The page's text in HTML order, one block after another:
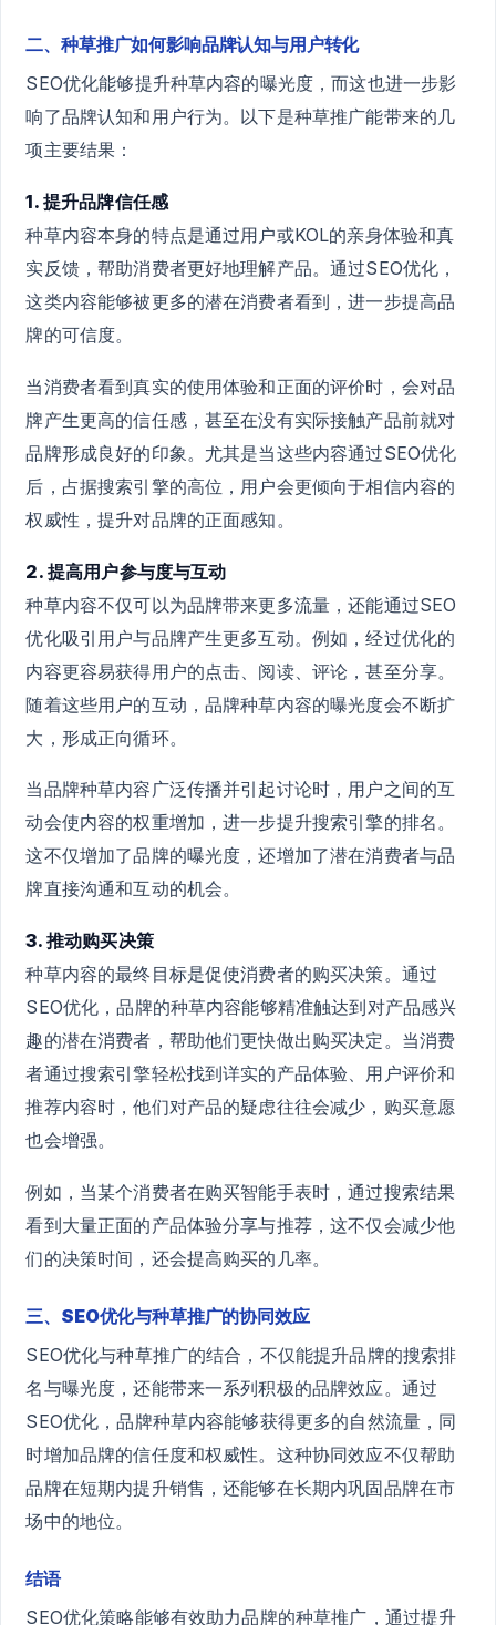
二、种草推广如何影响品牌认知与用户转化
SEO优化能够提升种草内容的曝光度，而这也进一步影
响了品牌认知和用户行为。以下是种草推广能带来的几
项主要结果：
1. 提升品牌信任感
种草内容本身的特点是通过用户或KOL的亲身体验和真
实反馈，帮助消费者更好地理解产品。通过SEO优化，
这类内容能够被更多的潜在消费者看到，进一步提高品
牌的可信度。
当消费者看到真实的使用体验和正面的评价时，会对品
牌产生更高的信任感，甚至在没有实际接触产品前就对
品牌形成良好的印象。尤其是当这些内容通过SEO优化
后，占据搜索引擎的高位，用户会更倾向于相信内容的
权威性，提升对品牌的正面感知。
2. 提高用户参与度与互动
种草内容不仅可以为品牌带来更多流量，还能通过SEO
优化吸引用户与品牌产生更多互动。例如，经过优化的
内容更容易获得用户的点击、阅读、评论，甚至分享。
随着这些用户的互动，品牌种草内容的曝光度会不断扩
大，形成正向循环。
当品牌种草内容广泛传播并引起讨论时，用户之间的互
动会使内容的权重增加，进一步提升搜索引擎的排名。
这不仅增加了品牌的曝光度，还增加了潜在消费者与品
牌直接沟通和互动的机会。
3. 推动购买决策
种草内容的最终目标是促使消费者的购买决策。通过
SEO优化，品牌的种草内容能够精准触达到对产品感兴
趣的潜在消费者，帮助他们更快做出购买决定。当消费
者通过搜索引擎轻松找到详实的产品体验、用户评价和
推荐内容时，他们对产品的疑虑往往会减少，购买意愿
也会增强。
例如，当某个消费者在购买智能手表时，通过搜索结果
看到大量正面的产品体验分享与推荐，这不仅会减少他
们的决策时间，还会提高购买的几率。
三、SEO优化与种草推广的协同效应
SEO优化与种草推广的结合，不仅能提升品牌的搜索排
名与曝光度，还能带来一系列积极的品牌效应。通过
SEO优化，品牌种草内容能够获得更多的自然流量，同
时增加品牌的信任度和权威性。这种协同效应不仅帮助
品牌在短期内提升销售，还能够在长期内巩固品牌在市
场中的地位。
结语
SEO优化策略能够有效助力品牌的种草推广，通过提升